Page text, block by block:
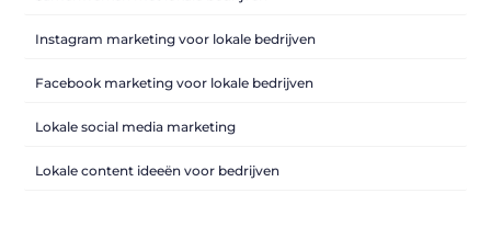
Instagram marketing voor lokale bedrijven
Facebook marketing voor lokale bedrijven
Lokale social media marketing
Lokale content ideeën voor bedrijven